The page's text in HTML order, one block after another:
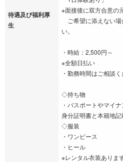
待遇及び福利厚
生
※面接後に双方合意の
ご希望に添えない場
い。
・時給：2,500円～
※全額日払い
・勤務時間はご相談
◇持ち物
・パスポートやマイ
身分証明書と本籍地
◇服装
・ワンピース
・ヒール
※レンタル衣装ありま